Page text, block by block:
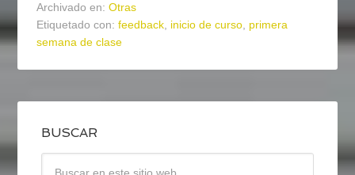
Archivado en:Otras
Etiquetado con:feedback, inicio de curso, primera
semana de clase
BUSCAR